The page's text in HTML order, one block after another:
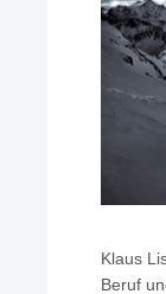
Klaus
Beruf